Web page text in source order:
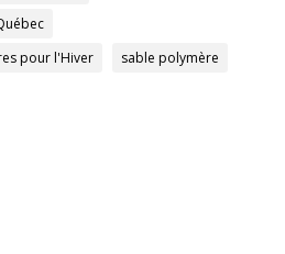
pour l'Hiver
sable polymère